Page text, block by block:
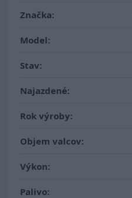
Značka:
Model:
Stav:
Najazdené:
Rok výroby:
Objem valcov:
Výkon:
Palivo: